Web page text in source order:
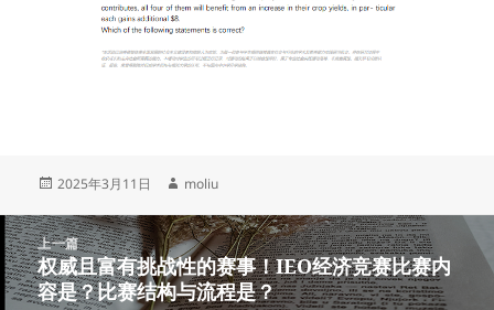
发
于
2025年3月11日
作
moliu
文
章
导
上一篇
上
篇
权威且富有挑战性的赛事！IEO经济竞赛比赛内
容是？比赛结构与流程是？